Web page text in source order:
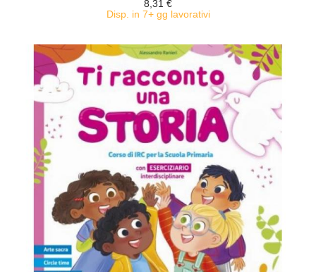
8,31 €
Disp. in 7+ gg lavorativi